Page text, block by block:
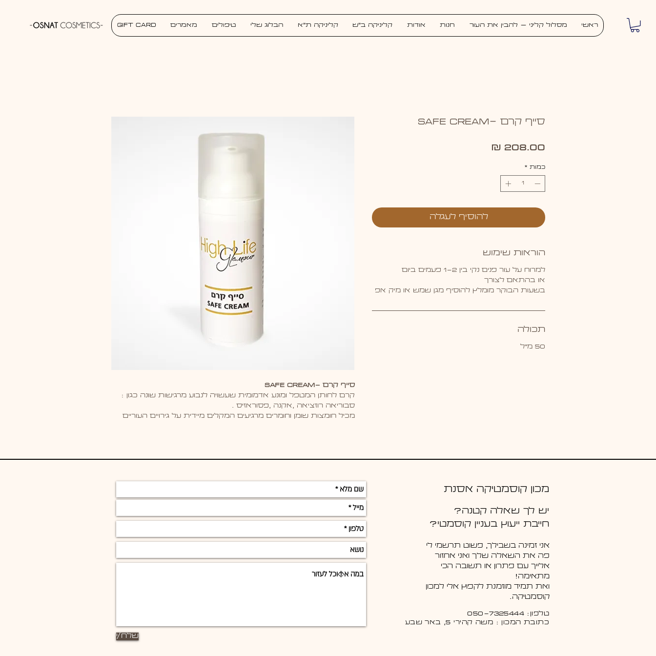
ראשי מסלול קליני – להבין את העור חנות אודות קליניקה ב"ש קליניקה ת"א הבלוג שלי טיפולים מאמרים Gift Card
סייף קרם -SAFE CREAM
קרם לחותן המטפל ומונע אדמומית שעשויה לנבוע מרגישות שונה כגון :
סבוריאה רוזציאה ,אקנה ,פסוראזיס .
מכיל חומצות שומן וחומרים מרגיעים המקלים מיידית על גירויים העוריים
סייף קרם -SAFE CREAM
כמות *
להוסיף לעגלה
הוראות שימוש
למרוח על עור פנים נקי בין 1-2 פעמים ביום
או בהתאם לצורך
בשעות הבוקר מומלץ להוסיף מגן שמש או מיק אפ
תכולה
50 מ"ל
שלח/י
מכון קוסמטיקה אסנת
יש לך שאלה קטנה?
חייבת ייעוץ בעניין קוסמטי?
אני זמינה בשבילך, פשוט תרשמי לי
פה את השאלה שלך ואני אחזור
אלייך עם פתרון או תשובה הכי
מתאימה!
ואת תמיד מוזמנת לקפוץ אלי למכון
קוסמטיקה.
טלפון: 050-7325444
כתובת המכון : משה קהירי 5, באר שבע